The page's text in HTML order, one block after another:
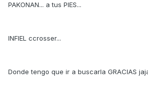
PAKONAN... a tus PIES...
INFIEL ccrosser...
Donde tengo que ir a buscarla GRACIAS